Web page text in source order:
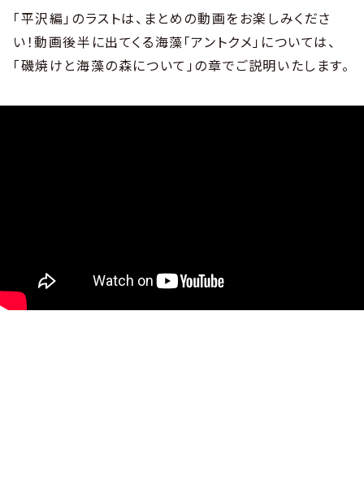
「平沢編」のラストは、まとめの動画をお楽しみくださ
い！動画後半に出てくる海藻「アントクメ」については、
「磯焼けと海藻の森について」の章でご説明いたします。